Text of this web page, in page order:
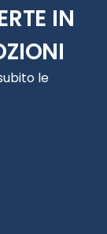
IN
le